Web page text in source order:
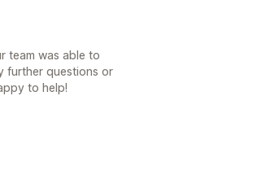
team was able to
further questions or
to help!